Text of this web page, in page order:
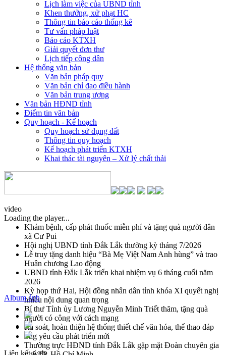
Lịch làm việc của UBND tỉnh
Khen thưởng, xử phạt HC
Thông tin báo cáo thống kê
Tư vấn pháp luật
Báo cáo KTXH
Giải quyết đơn thư
Lịch tiếp công dân
Hệ thống văn bản
Văn bản pháp quy
Văn bản chỉ đạo điều hành
Văn bản trung ương
Văn bản HĐND tỉnh
Điểm tin văn bản
Quy hoạch - Kế hoạch
Quy hoạch sử dụng đất
Thông tin quy hoạch
Kế hoạch phát triển KTXH
Khai thác tài nguyên – Xử lý chất thải
video
Loading the player...
Khám bệnh, cấp phát thuốc miễn phí và tặng quà người dân
xã Cư Pui
Hội nghị UBND tỉnh Đắk Lắk thường kỳ tháng 7/2026
Lễ truy tặng danh hiệu “Bà Mẹ Việt Nam Anh hùng” và trao
Huân chương Lao động
UBND tỉnh Đắk Lắk triển khai nhiệm vụ 6 tháng cuối năm
2026
Kỳ họp thứ Hai, Hội đồng nhân dân tỉnh khóa XI quyết nghị
nhiều nội dung quan trọng
Bí thư Tỉnh ủy Lương Nguyễn Minh Triết thăm, tặng quà
người có công với cách mạng
Rà soát, hoàn thiện hệ thống thiết chế văn hóa, thể thao đáp
ứng yêu cầu phát triển mới
Thường trực HĐND tỉnh Đắk Lắk gặp mặt Đoàn chuyên gia
Album ảnh